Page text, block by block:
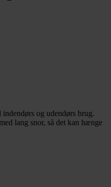
og udendørs brug.
lang snor, så det kan hænge